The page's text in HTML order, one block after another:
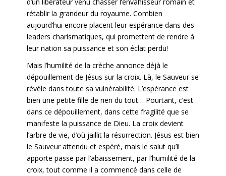
rétablir la grandeur du royaume. Combien
aujourd’hui encore placent leur espérance dans des
leaders charismatiques, qui promettent de rendre à
leur nation sa puissance et son éclat perdu!
Mais l’humilité de la crèche annonce déjà le
dépouillement de Jésus sur la croix. Là, le Sauveur se
révèle dans toute sa vulnérabilité. L’espérance est
bien une petite fille de rien du tout… Pourtant, c’est
dans ce dépouillement, dans cette fragilité que se
manifeste la puissance de Dieu. La croix devient
l’arbre de vie, d’où jaillit la résurrection. Jésus est bien
le Sauveur attendu et espéré, mais le salut qu’il
apporte passe par l’abaissement, par l’humilité de la
croix, tout comme il a commencé dans celle de